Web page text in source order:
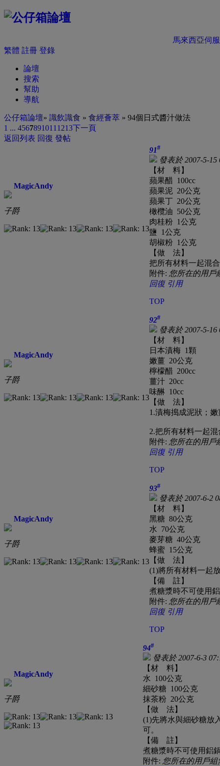
馬來西亞伺
繁體 註冊 登錄
論壇
搜索
幫助
導航
公仔箱論壇» 識飲識食 » 食經薈萃 » 94個日式醬汁做法
1 ... 4567891011 1213下一頁
返回列表 回復 發帖
MagicAndy
子爵
91#
發表於 2007-5-15
【材 料】
蘋果醋 100cc
蘋果泥 20公克
蘋果丁 20公克
橄欖油 50公克
肉桂粉 1公克
鹽 1公克
胡椒粉 1公克
【做 法】
把所有材料一起混
附件: 您所在的用戶
回復 引用
TOP
MagicAndy
子爵
92#
發表於 2007-5-16
【材 料】
日本漬梅 1顆
嫩薑 20公克
檸檬醋 200cc
薑汁 20cc
味醂 10cc
【做 法】
1.漬梅搗成泥狀；
2.把所有材料一起
附件: 您所在的用戶
回復 引用
TOP
MagicAndy
子爵
93#
發表於 2007-6-2
【材 料】
黑糖 80公克
水 70公克
麥芽糖 40公克
蜂蜜 15公克
【做 法】
(1)將所有材料一起
【備 註】
煮糖漿時不可使用
附件: 您所在的用戶
回復 引用
TOP
MagicAndy
子爵
94#
發表於 2007-6-3
【材 料】
水 100公克
細砂糖 100公克
抹茶粉 20公克
【做 法】
(1)先將水與細砂糖放
可。
【備 註】
煮糖漿時不可使用鋁
附件: 您所在的用戶